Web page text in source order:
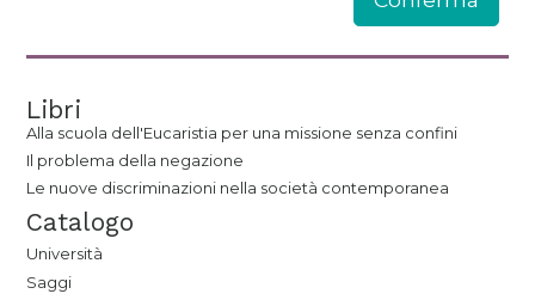
Libri
Alla scuola dell'Eucaristia per una missione senza confini
Il problema della negazione
Le nuove discriminazioni nella società contemporanea
Catalogo
Università
Saggi